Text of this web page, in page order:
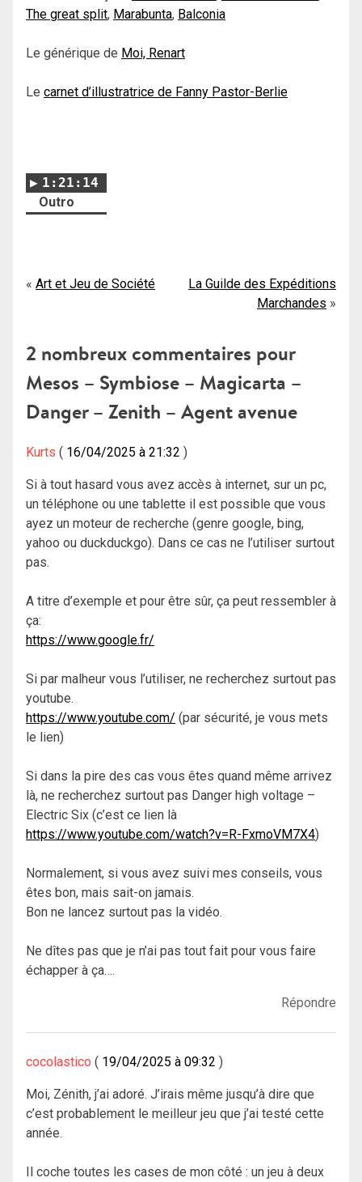
The great split, Marabunta, Balconia
Le générique de Moi, Renart
Le carnet d’illustratrice de Fanny Pastor-Berlie
1:21:14
Outro
Navigation
l’article
Art et Jeu de Société
La Guilde des Expéditions
Marchandes
2 nombreux commentaires pour
Mesos – Symbiose – Magicarta –
Danger – Zenith – Agent avenue
Kurts 16/04/2025 à 21:32
Si à tout hasard vous avez accès à internet, sur un pc,
un téléphone ou une tablette il est possible que vous
ayez un moteur de recherche (genre google, bing,
yahoo ou duckduckgo). Dans ce cas ne l’utiliser surtout
pas.
A titre d’exemple et pour être sûr, ça peut ressembler à
ça:
https://www.google.fr/
Si par malheur vous l’utiliser, ne recherchez surtout pas
youtube.
https://www.youtube.com/ (par sécurité, je vous mets
le lien)
Si dans la pire des cas vous êtes quand même arrivez
là, ne recherchez surtout pas Danger high voltage –
Electric Six (c’est ce lien là
https://www.youtube.com/watch?v=R-FxmoVM7X4)
Normalement, si vous avez suivi mes conseils, vous
êtes bon, mais sait-on jamais.
Bon ne lancez surtout pas la vidéo.
Ne dîtes pas que je n’ai pas tout fait pour vous faire
échapper à ça….
Répondre
cocolastico 19/04/2025 à 09:32
Moi, Zénith, j’ai adoré. J’irais même jusqu’à dire que
c’est probablement le meilleur jeu que j’ai testé cette
année.
Il coche toutes les cases de mon côté : un jeu à deux